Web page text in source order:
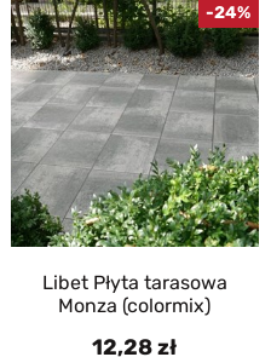
Libet Płyta tarasowa
Monza (colormix)
12,28
-24%